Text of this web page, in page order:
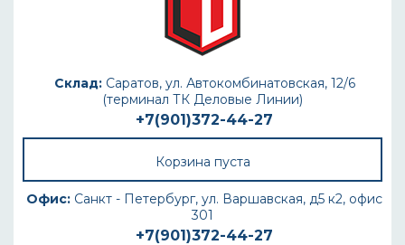
Склад:Саратов, ул. Автокомбинатовская, 12/6
(терминал ТК Деловые Линии)
+7(901)372-44-27
Корзина пуста
Офис: Санкт - Петербург, ул. Варшавская, д5 к2, офис
301
+7(901)372-44-27